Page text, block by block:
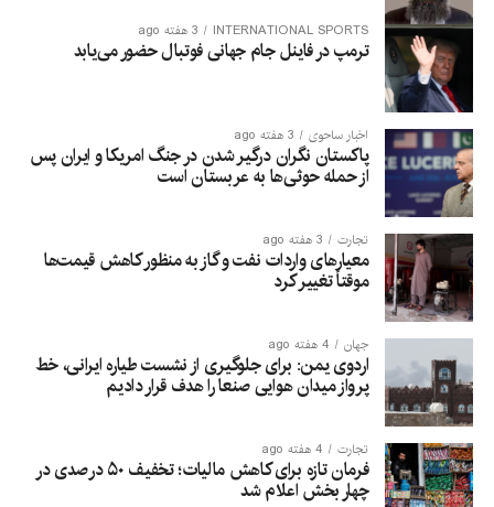
INTERNATIONAL SPORTS 3 هفته ago
ترمپ در فاینل جام جهانی فوتبال حضور می‌یابد
اخبار ساحوی 3 هفته ago
پاکستان نگران درگیر شدن در جنگ امریکا و ایران پس
از حمله حوثی‌ها به عربستان است
تجارت 3 هفته ago
معیارهای واردات نفت و گاز به منظور کاهش قیمت‌ها
موقتاً تغییر کرد
جهان 4 هفته ago
اردوی یمن: برای جلوگیری از نشست طیاره ایرانی، خط
پرواز میدان هوایی صنعا را هدف قرار دادیم
تجارت 4 هفته ago
فرمان تازه برای کاهش مالیات؛ تخفیف ۵۰ درصدی در
چهار بخش اعلام شد